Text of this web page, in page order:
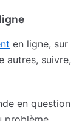
en ligne, sur
autres, suivre,
en question